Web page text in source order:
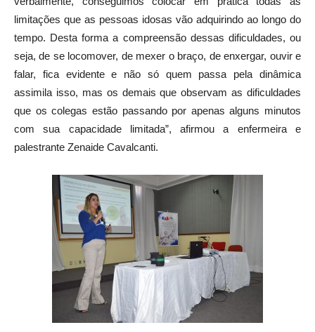
limitações que as pessoas idosas vão adquirindo ao longo do
tempo. Desta forma a compreensão dessas dificuldades, ou
seja, de se locomover, de mexer o braço, de enxergar, ouvir e
falar, fica evidente e não só quem passa pela dinâmica
assimila isso, mas os demais que observam as dificuldades
que os colegas estão passando por apenas alguns minutos
com sua capacidade limitada”, afirmou a enfermeira e
palestrante Zenaide Cavalcanti.